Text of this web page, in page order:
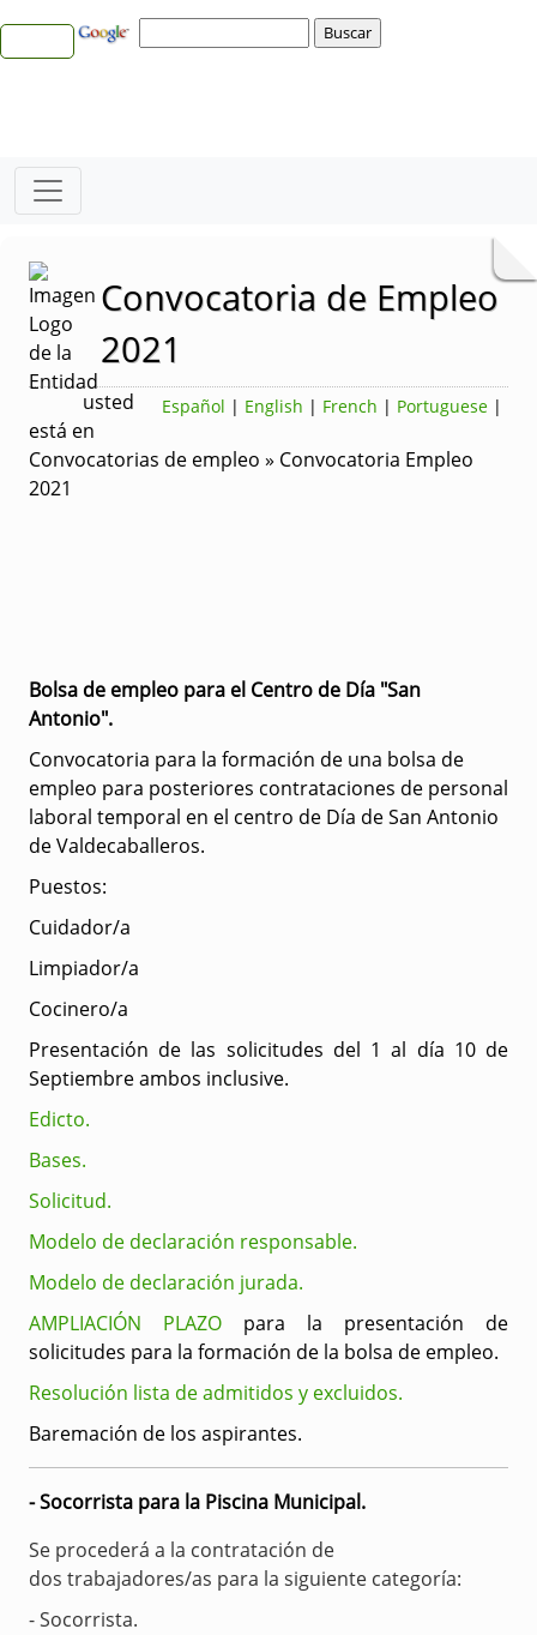
Convocatoria de Empleo
2021
Español | English | French | Portuguese |
usted
está en
Convocatorias de empleo » Convocatoria Empleo
2021
Bolsa de empleo para el Centro de Día "San
Antonio".
Convocatoria para la formación de una bolsa de
empleo para posteriores contrataciones de personal
laboral temporal en el centro de Día de San Antonio
de Valdecaballeros.
Puestos:
Cuidador/a
Limpiador/a
Cocinero/a
Presentación de las solicitudes del 1 al día 10 de
Septiembre ambos inclusive.
Edicto.
Bases.
Solicitud.
Modelo de declaración responsable.
Modelo de declaración jurada.
AMPLIACIÓN PLAZO para la presentación de
solicitudes para la formación de la bolsa de empleo.
Resolución lista de admitidos y excluidos.
Baremación de los aspirantes.
- Socorrista para la Piscina Municipal.
Se procederá a la contratación de
dos trabajadores/as para la siguiente categoría:
- Socorrista.